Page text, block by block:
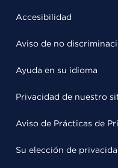
Accesibilidad
Aviso de no
Ayuda en su idioma
Privacidad de nuestro
Aviso de Prácticas de
Su elección de